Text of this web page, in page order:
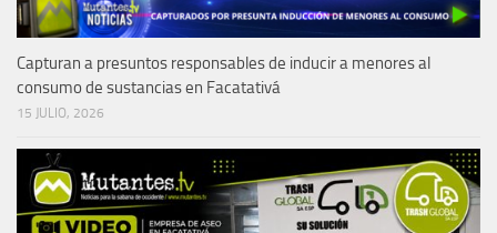
Capturan a presuntos responsables de inducir a menores al
consumo de sustancias en Facatativá
15 JULIO, 2026